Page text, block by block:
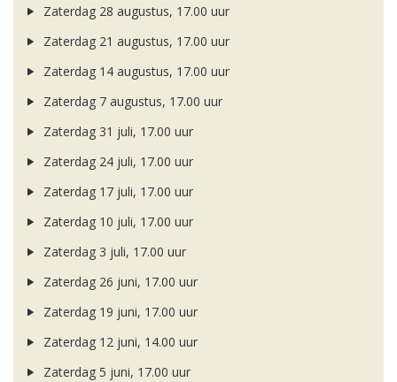
Zaterdag 28 augustus, 17.00 uur
Zaterdag 21 augustus, 17.00 uur
Zaterdag 14 augustus, 17.00 uur
Zaterdag 7 augustus, 17.00 uur
Zaterdag 31 juli, 17.00 uur
Zaterdag 24 juli, 17.00 uur
Zaterdag 17 juli, 17.00 uur
Zaterdag 10 juli, 17.00 uur
Zaterdag 3 juli, 17.00 uur
Zaterdag 26 juni, 17.00 uur
Zaterdag 19 juni, 17.00 uur
Zaterdag 12 juni, 14.00 uur
Zaterdag 5 juni, 17.00 uur